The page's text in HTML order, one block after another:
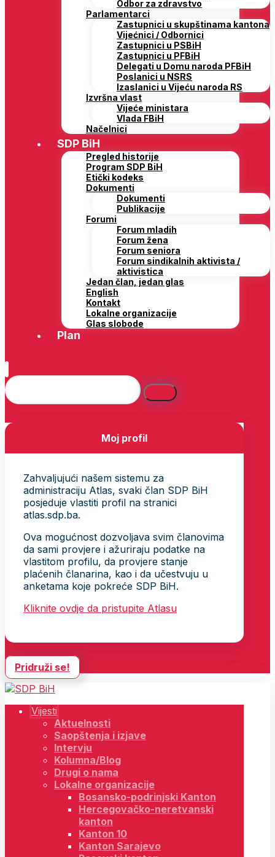
Odbor za zdravstvo
Parlamentarci
Zastupnici u skupštinama kantona
Vijećnici / Odbornici
Zastupnici u PSBiH
Zastupnici u PFBiH
Delegati u Domu naroda PFBiH
Poslanici u NSRS
Izaslanici u Vijeću naroda RS
Izvršna vlast
Vijeće ministara
Vlada FBiH
Načelnici
SDP BiH
Pregled historije
Program SDP BiH
Etički kodeks
Dokumenti
Dokumenti
Publikacije
Forumi
Forum mladih
Forum žena
Forum seniora
Forum sindikalnih aktivista /
aktivistica
Jedan član, jedan glas
English
Kontakt
Lokalne organizacije
Glas slobode
Plan
Moj profil
Zahvaljujući našem sistemu za
administraciju Atlas, svaki član SDP BiH
posjeduje vlastiti profil na stranici
atlas.sdp.ba.
Ova mogućnost dozvoljava svim članovima
da sami provjere i ažuriraju podatke na
vlastitom profilu, da provjere stanje
plaćenih članarina, kao i da učestvuju u
anketama koje pokreće SDP BiH.
Kliknite ovdje da pristupite Atlasu
Pridruži se!
Vijesti
Aktuelnosti
Saopštenja i izjave
Intervju
Kolumna/Blog
Drugi o nama
Lokalne organizacije
Bosansko-podrinjski Kanton
Hercegovačko-neretvanski
kanton
Kanton 10
Kanton Sarajevo